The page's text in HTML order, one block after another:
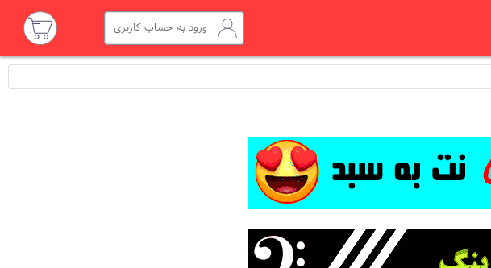
ورود به حساب کاربری